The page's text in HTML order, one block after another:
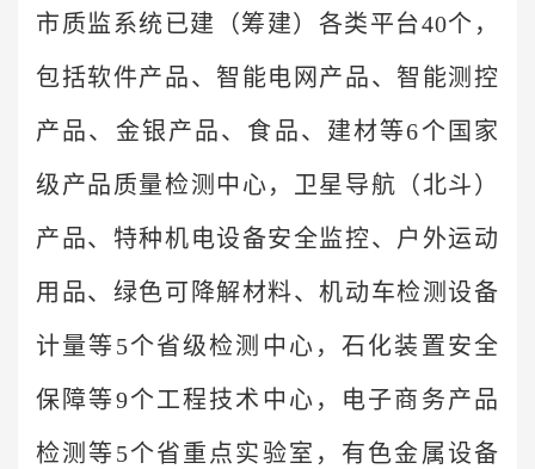
市质监系统已建（筹建）各类平台40个，
包括软件产品、智能电网产品、智能测控
产品、金银产品、食品、建材等6个国家
级产品质量检测中心，卫星导航（北斗）
产品、特种机电设备安全监控、户外运动
用品、绿色可降解材料、机动车检测设备
计量等5个省级检测中心，石化装置安全
保障等9个工程技术中心，电子商务产品
检测等5个省重点实验室，有色金属设备